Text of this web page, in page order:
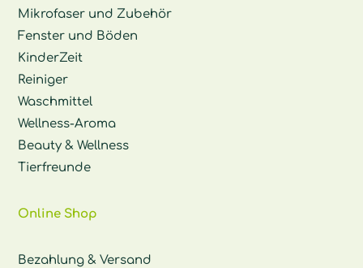
Mikrofaser und Zubehör
Fenster und Böden
KinderZeit
Reiniger
Waschmittel
Wellness-Aroma
Beauty & Wellness
Tierfreunde
Online Shop
Bezahlung & Versand